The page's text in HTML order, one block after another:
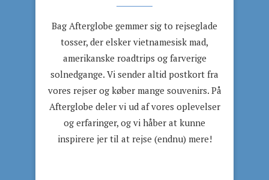
Bag Afterglobe gemmer sig to rejseglade
tosser, der elsker vietnamesisk mad,
amerikanske roadtrips og farverige
solnedgange. Vi sender altid postkort fra
vores rejser og køber mange souvenirs. På
Afterglobe deler vi ud af vores oplevelser
og erfaringer, og vi håber at kunne
inspirere jer til at rejse (endnu) mere!